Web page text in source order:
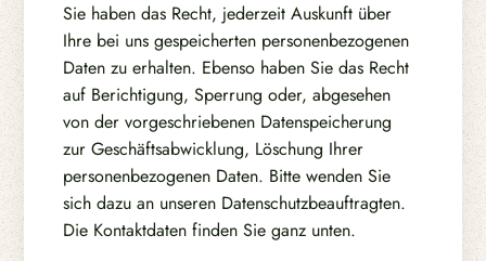
Sie haben das Recht, jederzeit Auskunft über
Ihre bei uns gespeicherten personenbezogenen
Daten zu erhalten. Ebenso haben Sie das Recht
auf Berichtigung, Sperrung oder, abgesehen
von der vorgeschriebenen Datenspeicherung
zur Geschäftsabwicklung, Löschung Ihrer
personenbezogenen Daten. Bitte wenden Sie
sich dazu an unseren Datenschutzbeauftragten.
Die Kontaktdaten finden Sie ganz unten.